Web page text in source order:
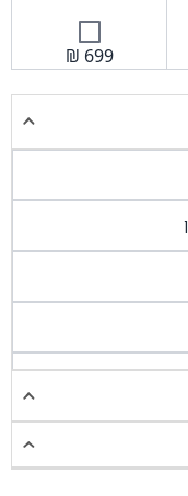
₪ 699
- עיילבון